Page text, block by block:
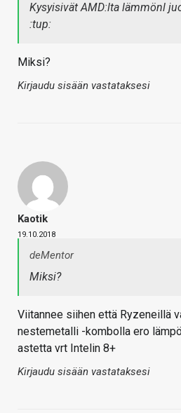
Kysyisivät AMD:lta lämmönl
:tup:
Miksi?
Kirjaudu sisään vastataksesi
Kaotik
19.10.2018
deMentor
Miksi?
Viitannee siihen että Ryzeneillä
nestemetalli -kombolla ero
astetta vrt Intelin 8+
Kirjaudu sisään vastataksesi